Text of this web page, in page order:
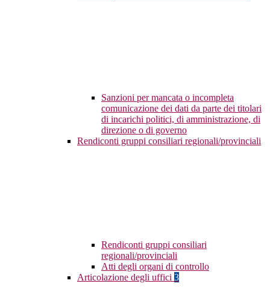
Sanzioni per mancata o incompleta
comunicazione dei dati da parte dei titolari
di incarichi politici, di amministrazione, di
direzione o di governo
Rendiconti gruppi consiliari regionali/provinciali
Rendiconti gruppi consiliari
regionali/provinciali
Atti degli organi di controllo
Articolazione degli uffici 3